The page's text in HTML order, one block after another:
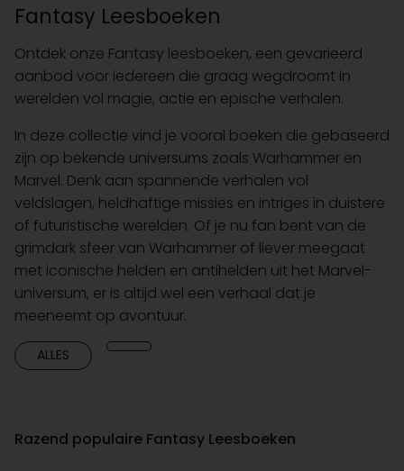
Fantasy Leesboeken
Ontdek onze Fantasy leesboeken, een gevarieerd
aanbod voor iedereen die graag wegdroomt in
werelden vol magie, actie en epische verhalen.
In deze collectie vind je vooral boeken die gebaseerd
zijn op bekende universums zoals Warhammer en
Marvel. Denk aan spannende verhalen vol
veldslagen, heldhaftige missies en intriges in duistere
of futuristische werelden. Of je nu fan bent van de
grimdark sfeer van Warhammer of liever meegaat
met iconische helden en antihelden uit het Marvel-
universum, er is altijd wel een verhaal dat je
meeneemt op avontuur.
ALLES
Razend populaire Fantasy Leesboeken